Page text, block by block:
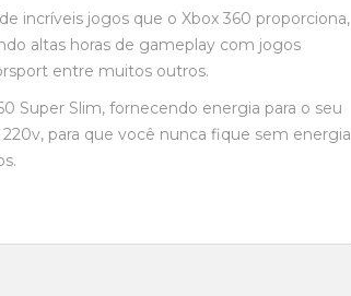
incríveis jogos que o Xbox 360 proporciona,
altas horas de gameplay com jogos
entre muitos outros.
Super Slim, fornecendo energia para o seu
para que você nunca fique sem energia